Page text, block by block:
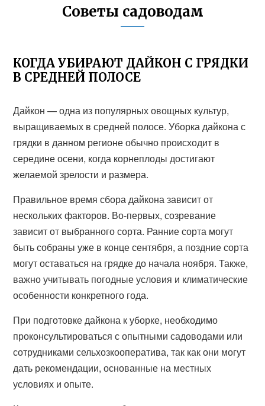
Советы садоводам
КОГДА УБИРАЮТ ДАЙКОН С ГРЯДКИ
В СРЕДНЕЙ ПОЛОСЕ
Дайкон — одна из популярных овощных культур,
выращиваемых в средней полосе. Уборка дайкона с
грядки в данном регионе обычно происходит в
середине осени, когда корнеплоды достигают
желаемой зрелости и размера.
Правильное время сбора дайкона зависит от
нескольких факторов. Во-первых, созревание
зависит от выбранного сорта. Ранние сорта могут
быть собраны уже в конце сентября, а поздние сорта
могут оставаться на грядке до начала ноября. Также,
важно учитывать погодные условия и климатические
особенности конкретного года.
При подготовке дайкона к уборке, необходимо
проконсультироваться с опытными садоводами или
сотрудниками сельхозкооператива, так как они могут
дать рекомендации, основанные на местных
условиях и опыте.